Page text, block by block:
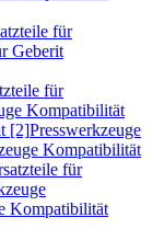
für
Geberit
für
Kompatibilität
[2]Presswerkzeuge
Kompatibilität
für
Kompatibilität